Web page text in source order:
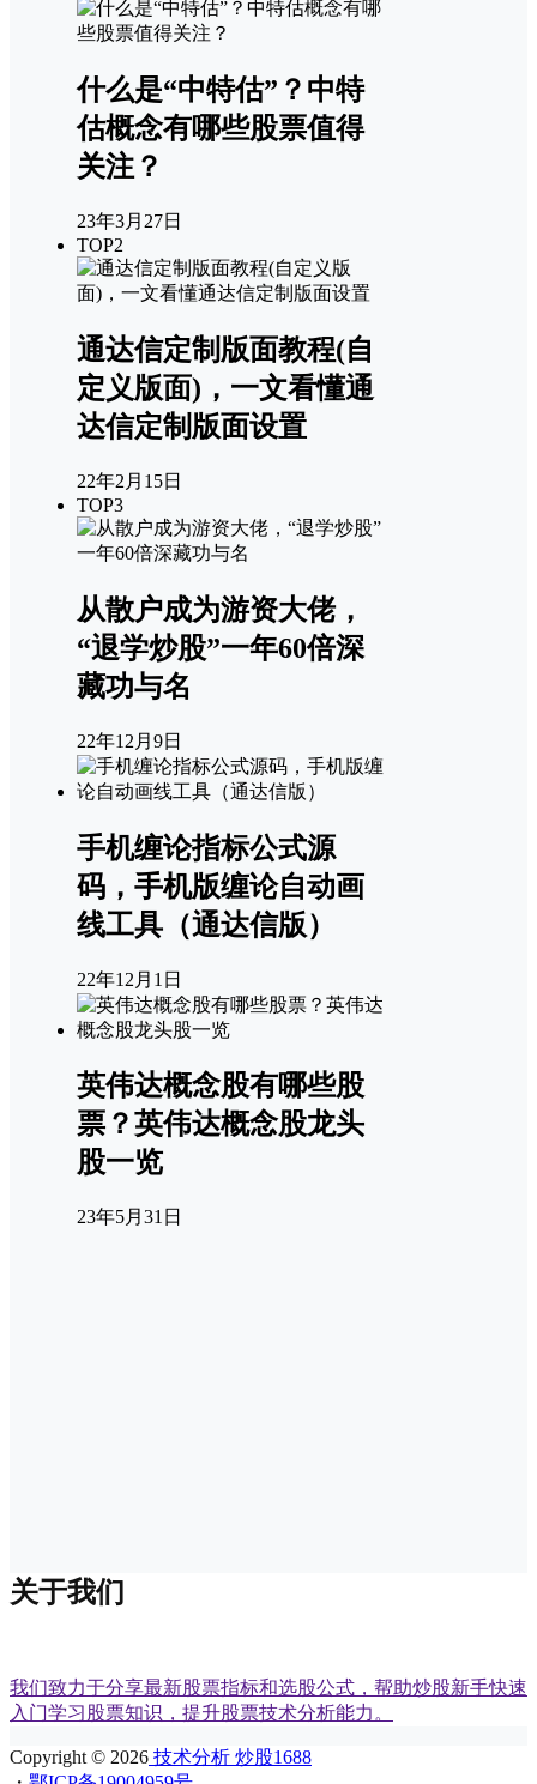
什么是“中特估”？中特
估概念有哪些股票值得
关注？
23年3月27日
TOP2
通达信定制版面教程(自
定义版面)，一文看懂通
达信定制版面设置
22年2月15日
TOP3
从散户成为游资大佬，
“退学炒股”一年60倍深
藏功与名
22年12月9日
手机缠论指标公式源
码，手机版缠论自动画
线工具（通达信版）
22年12月1日
英伟达概念股有哪些股
票？英伟达概念股龙头
股一览
23年5月31日
关于我们
我们致力于分享最新股票指标和选股公式，帮助炒股新手快速
入门学习股票知识，提升股票技术分析能力。
Copyright © 2026 技术分析 炒股1688